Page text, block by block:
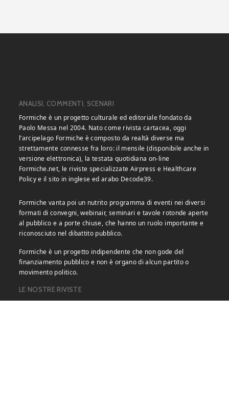
ANALISI, COMMENTI, SCENARI
Formiche è un progetto culturale ed editoriale fondato da
Paolo Messa nel 2004. Nato come rivista cartacea, oggi
l’arcipelago Formiche è composto da realtà diverse ma
strettamente connesse fra loro: il mensile (disponibile anche in
versione elettronica), la testata quotidiana on-line
Formiche.net, le riviste specializzate Airpress e Healthcare
Policy e il sito in inglese ed arabo Decode39.
Formiche vanta poi un nutrito programma di eventi nei diversi
formati di convegni, webinair, seminari e tavole rotonde aperte
al pubblico e a porte chiuse, che hanno un ruolo importante e
riconosciuto nel dibattito pubblico.
Formiche è un progetto indipendente che non gode del
finanziamento pubblico e non è organo di alcun partito o
movimento politico.
LE NOSTRE RIVISTE